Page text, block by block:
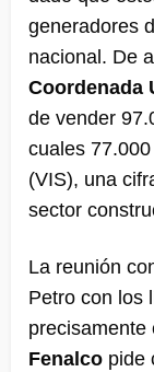
generadores
nacional. De
Coordenada
de vender
cuales
(VIS), una
sector
La reunión
Petro con los
precisamente
Fenalco pide